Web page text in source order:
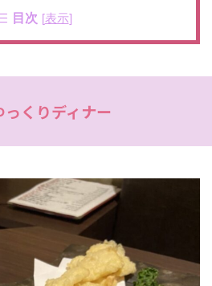
目次 [表示]
くりディナー